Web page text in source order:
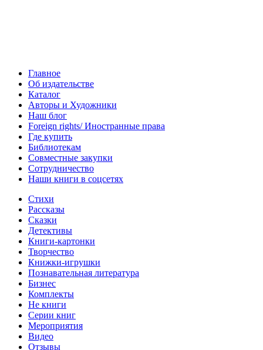
Главное
Об издательстве
Каталог
Авторы и Художники
Наш блог
Foreign rights/ Иностранные права
Где купить
Библиотекам
Совместные закупки
Сотрудничество
Наши книги в соцсетях
Стихи
Рассказы
Сказки
Детективы
Книги-картонки
Творчество
Книжки-игрушки
Познавательная литература
Бизнес
Комплекты
Не книги
Серии книг
Мероприятия
Видео
Отзывы